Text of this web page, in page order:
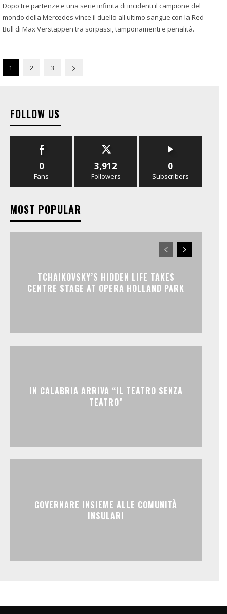
Dopo tre partenze e una serie infinita di incidenti il campione del
mondo della Mercedes vince il duello all'ultimo sangue con la Red
Bull di Max Verstappen tra sorpassi, tamponamenti e penalità.
1 2 3
FOLLOW US
0
Fans
3,912
Followers
0
Subscribers
MOST POPULAR
TCHAIKOVSKY’S HIDDEN LIFE TAKES
CENTRE STAGE AT OPERA HOLLAND PARK
IN CALABRIA ARRIVA “IL TEATRO SENZA
TEATRO”
GOVERNARE INSIEME ALLE COMUNITÀ
INSULARI